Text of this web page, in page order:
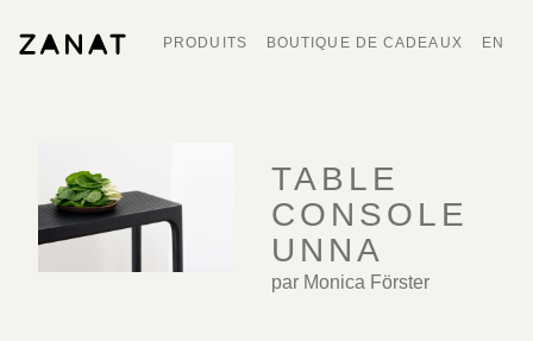
PRODUITS BOUTIQUE DE CADEAUX EN
TABLE
CONSOLE
UNNA
par Monica Förster